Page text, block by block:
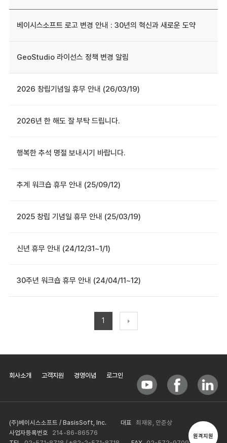
베이시스소프트 로고 변경 안내 : 30년의 혁신과 새로운 도약
GeoStudio 라이선스 정책 변경 알림
2026 창립기념일 휴무 안내 (26/03/19)
2026년 한 해도 잘 부탁 드립니다.
행복한 추석 명절 보내시기 바랍니다.
추계 워크숍 휴무 안내 (25/09/12)
2025 창립 기념일 휴무 안내 (25/03/19)
신년 휴무 안내 (24/12/31~1/1)
30주년 워크숍 휴무 안내 (24/04/11~12)
1
회사소개 고객지원 경영이념 로그인
(주)베이시스소프트 / BasisSoft, Inc. 대표 최재웅, 안준상
사업자등록번호
214-86-86576
원격지원